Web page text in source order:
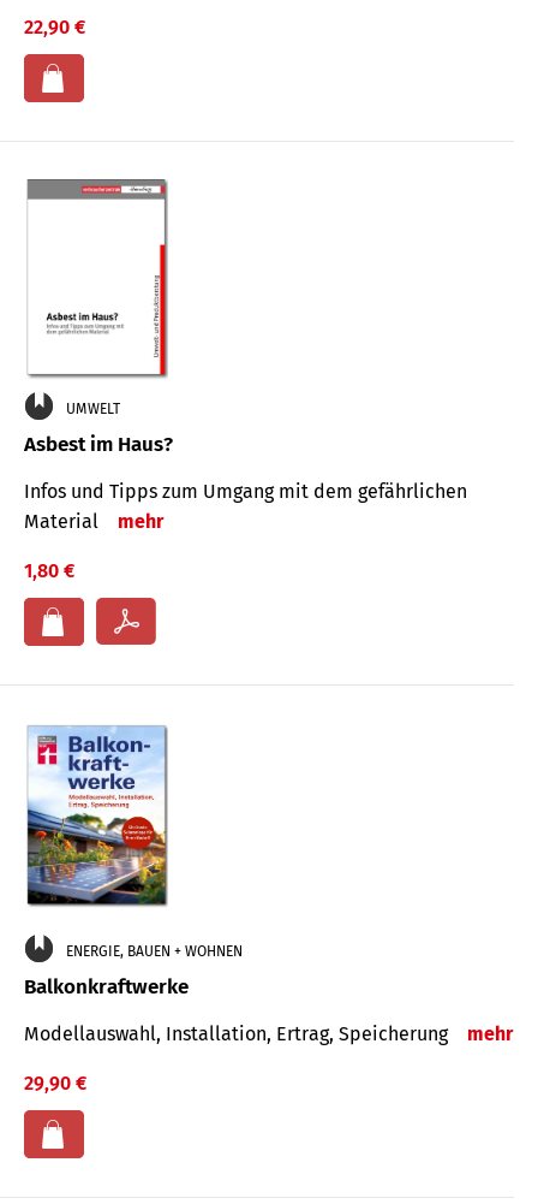
22,90 €
UMWELT
Asbest im Haus?
Infos und Tipps zum Um­gang mit dem ge­fähr­lichen
Mate­rial
mehr
1,80 €
ENERGIE, BAUEN + WOHNEN
Balkonkraftwerke
Modellauswahl, Installation, Ertrag, Speicherung mehr
29,90 €